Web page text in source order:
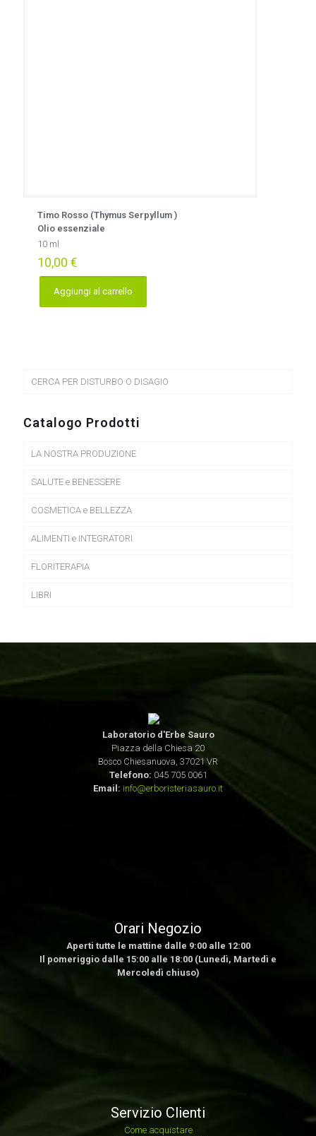
Timo Rosso (Thymus Serpyllum )
Olio essenziale
10 ml
10,00 €
Aggiungi al carrello
CERCA PER DISTURBO O DISAGIO
Catalogo Prodotti
LA NOSTRA PRODUZIONE
SALUTE e BENESSERE
COSMETICA e BELLEZZA
ALIMENTI e INTEGRATORI
FLORITERAPIA
LIBRI
Laboratorio d'Erbe Sauro
Piazza della Chiesa 20
Bosco Chiesanuova, 37021 VR
Telefono: 045 705 0061
Email: info@erboristeriasauro.it
Orari Negozio
Aperti tutte le mattine dalle 9:00 alle 12:00
Il pomeriggio dalle 15:00 alle 18:00 (Lunedì, Martedì e
Mercoledì chiuso)
Servizio Clienti
Come acquistare